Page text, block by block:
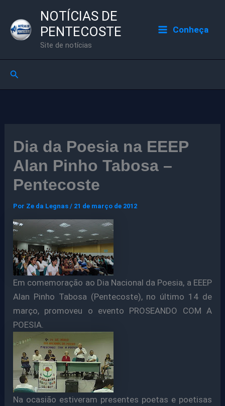
para
NOTÍCIAS DE
PENTECOSTE
Site de notícias
Conheça
Pesquisar
Dia da Poesia na EEEP
Alan Pinho Tabosa –
Pentecoste
Por Ze da Legnas/ 21 de março de 2012
Em comemoração ao Dia Nacional da Poesia, a EEEP
Alan Pinho Tabosa (Pentecoste), no último 14 de
março, promoveu o evento PROSEANDO COM A
POESIA.
Na ocasião estiveram presentes poetas e poetisas